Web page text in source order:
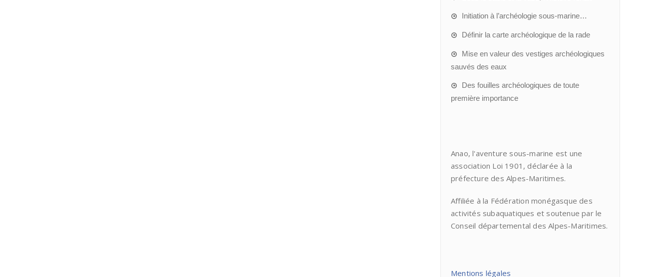
Initiation à l’archéologie sous-marine…
Définir la carte archéologique de la rade
Mise en valeur des vestiges archéologiques
sauvés des eaux
Des fouilles archéologiques de toute
première importance
Anao, l'aventure sous-marine est une
association Loi 1901, déclarée à la
préfecture des Alpes-Maritimes.
Affiliée à la Fédération monégasque des
activités subaquatiques et soutenue par le
Conseil départemental des Alpes-Maritimes.
Mentions légales